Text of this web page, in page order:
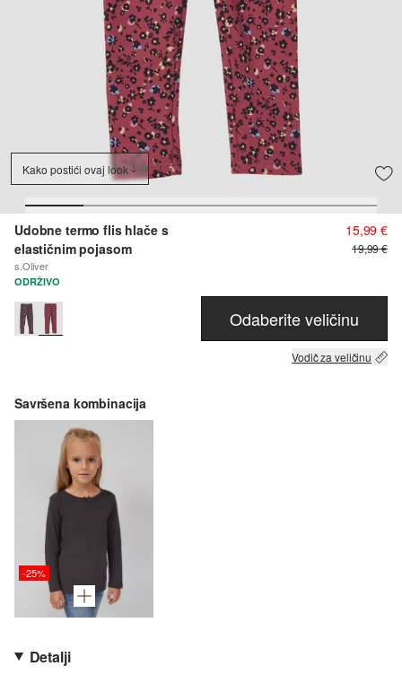
Kako postići ovaj look
Udobne termo flis hlače s
elastičnim pojasom
s.Oliver
15,99 €
19,99 €
ODRŽIVO
Odaberite veličinu
Vodič za veličinu
Savršena kombinacija
-25%
Detalji